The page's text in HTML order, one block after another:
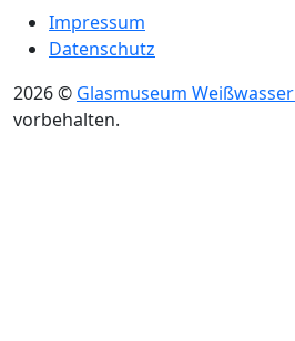
Impressum
Datenschutz
2026© Glasmuseum Weißwasser
vorbehalten.